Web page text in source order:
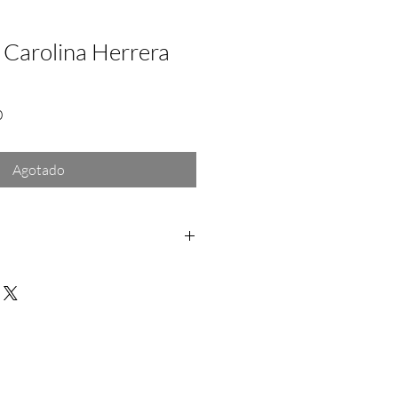
Carolina Herrera
Precio
oferta
Agotado
Aplica solo para fallas del